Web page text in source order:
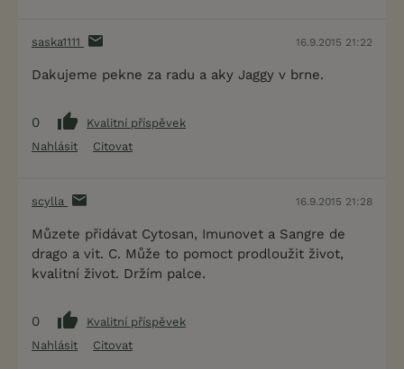
saska1111 16.9.2015 21:22
Dakujeme pekne za radu a aky Jaggy v brne.
0
Kvalitní příspěvek
Nahlásit
Citovat
scylla 16.9.2015 21:28
Můzete přidávat Cytosan, Imunovet a Sangre de
drago a vit. C. Může to pomoct prodloužit život,
kvalitní život. Držím palce.
0
Kvalitní příspěvek
Nahlásit
Citovat